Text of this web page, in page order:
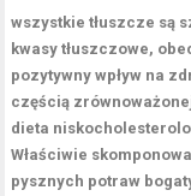
wszystkie tłuszcze są
kwasy tłuszczowe,
pozytywny wpływ na
częścią
dieta
Właściwie
pysznych potraw